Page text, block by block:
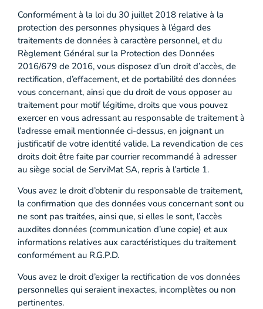
Conformément à la loi du 30 juillet 2018 relative à la
protection des personnes physiques à l’égard des
traitements de données à caractère personnel, et du
Règlement Général sur la Protection des Données
2016/679 de 2016, vous disposez d’un droit d’accès, de
rectification, d’effacement, et de portabilité des données
vous concernant, ainsi que du droit de vous opposer au
traitement pour motif légitime, droits que vous pouvez
exercer en vous adressant au responsable de traitement à
l’adresse email mentionnée ci-dessus, en joignant un
justificatif de votre identité valide. La revendication de ces
droits doit être faite par courrier recommandé à adresser
au siège social de ServiMat SA, repris à l’article 1.
Vous avez le droit d’obtenir du responsable de traitement,
la confirmation que des données vous concernant sont ou
ne sont pas traitées, ainsi que, si elles le sont, l’accès
auxdites données (communication d’une copie) et aux
informations relatives aux caractéristiques du traitement
conformément au R.G.P.D.
Vous avez le droit d’exiger la rectification de vos données
personnelles qui seraient inexactes, incomplètes ou non
pertinentes.